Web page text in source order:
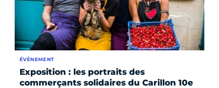
Exposition : les portraits des
commerçants solidaires du Carillon 10e
ÉVÈNEMENT